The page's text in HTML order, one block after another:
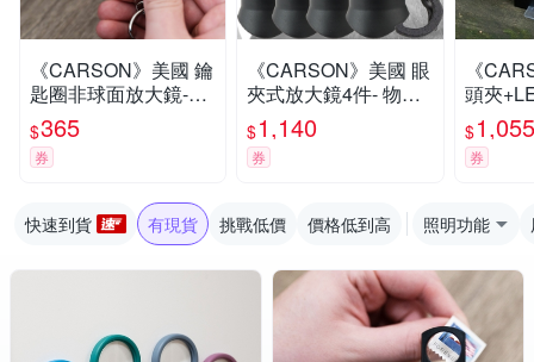
《CARSON》美國 鑰
匙圈非球面放大鏡-7x-
- 物品觀察 老人閱讀
年長長者 輔助視力
$365
券
《CARSON》美國 眼
夾式放大鏡4件- 物品
觀察 老人閱讀 年長長
者 輔助視力
$1,140
券
《
頭夾
鏡-
察 微距
$1,055
券
快速到貨 有現貨 挑戰低價 價格低到高 照明功能